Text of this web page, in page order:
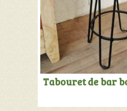
Tabouret de bar